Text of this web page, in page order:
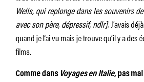
Wells, qui replonge dans les souvenirs
avec son père, dépressif, ndlr].J’avais
quand je l’ai vu mais je trouve qu’il y a des
films.
Comme dans Voyages en Italie, pas